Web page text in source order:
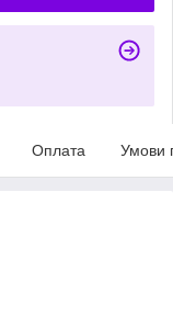
Оплата Умови